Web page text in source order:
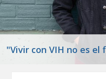
"Vivir con VIH no es el